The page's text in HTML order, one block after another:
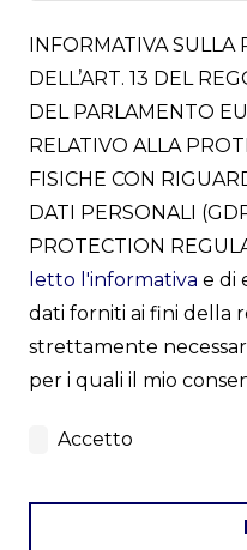
INFORMATIVA SULLA
DELL’ART. 13 DEL
DEL PARLAMENTO
RELATIVO ALLA
FISICHE CON
DATI PERSONALI
PROTECTION
letto l'informativa e di
dati forniti ai fini della
strettamente
per i quali il mio
Accetto